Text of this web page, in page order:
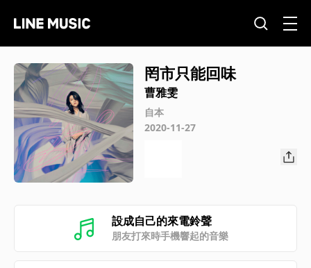
罔市只能回味
曹雅雯
自本
2020-11-27
設成自己的來電鈴聲
朋友打來時手機響起的音樂